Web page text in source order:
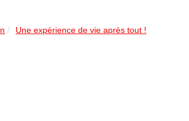
Une expérience de vie après tout !